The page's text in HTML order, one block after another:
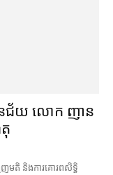
មានជ័យ លោក ញាន
តុ
មតិ និង​ការគោរព​សិទ្ធិ